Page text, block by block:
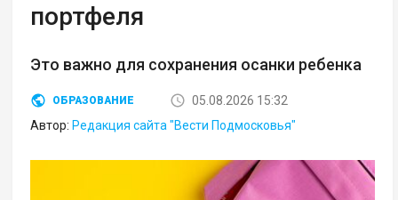
портфеля
Это важно для сохранения осанки ребенка
ОБРАЗОВАНИЕ
05.08.2026 15:32
Автор: Редакция сайта "Вести Подмосковья"